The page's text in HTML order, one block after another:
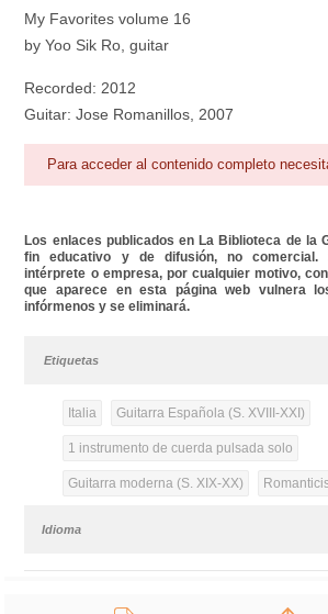
Área personal
My Favorites volume 16
by Yoo Sik Ro, guitar
Recorded: 2012
Guitar: Jose Romanillos, 2007
Para acceder al contenido completo
Los enlaces publicados en La Biblioteca de la
fin educativo y de difusión, no comercial.
intérprete o empresa, por cualquier motivo,
que aparece en esta página web vulnera
infórmenos y se eliminará.
Etiquetas
Italia Guitarra Española (S. XVIII-XXI)
1 instrumento de cuerda pulsada solo
Guitarra moderna (S. XIX-XX)
Idioma